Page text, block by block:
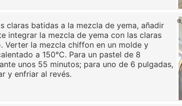
claras batidas a la mezcla de yema, añadir
integrar la mezcla de yema con las claras
Verter la mezcla chiffon en un molde y
a 150°C. Para un pastel de 8
unos 55 minutos; para uno de 6 pulgadas,
y enfriar al revés.